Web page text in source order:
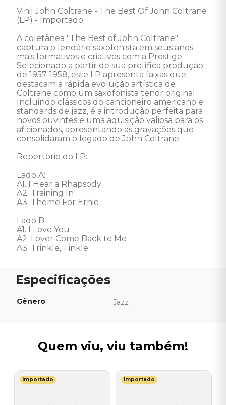
Vinil John Coltrane - The Best Of John Coltrane
(LP) - Importado
A coletânea "The Best of John Coltrane"
captura o lendário saxofonista em seus anos
mais formativos e criativos com a Prestige.
Selecionado a partir de sua prolífica produção
de 1957-1958, este LP apresenta faixas que
destacam a rápida evolução artística de
Coltrane como um saxofonista tenor original.
Incluindo clássicos do cancioneiro americano e
standards de jazz, é a introdução perfeita para
novos ouvintes e uma aquisição valiosa para os
aficionados, apresentando as gravações que
consolidaram o legado de John Coltrane.
Repertório do LP:
Lado A:
A1. I Hear a Rhapsody
A2. Training In
A3. Theme For Ernie
Lado B:
A1. I Love You
A2. Lover Come Back to Me
A3. Trinkle, Tinkle
Gênero Jazz
Quem viu, viu também!
Importado Importado